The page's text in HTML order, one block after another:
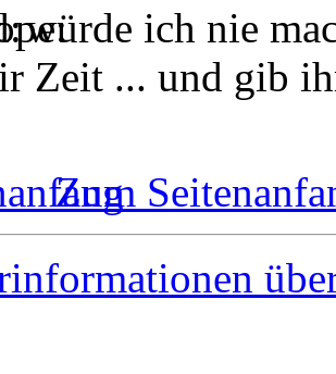
würde ich nie
Zeit ... und gib
Zum